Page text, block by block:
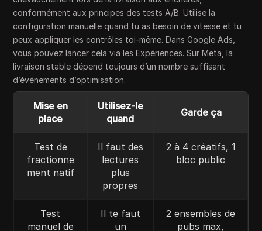
conformément aux principes des tests A/B. Utilise la
configuration manuelle quand tu as besoin de vitesse et tu
peux appliquer les contrôles toi-même. Dans Google Ads,
vous pouvez lancer cela via les Expériences. Sur Meta, la
livraison stable dépend toujours d’un nombre suffisant
d’événements d’optimisation.
Mise en
place
Utilisez-le
quand
Garde ça
Test de
fractionne
ment natif
Il faut des
lectures
plus
propres
2 à 4 créatifs, 1
bloc public
Test
manuel de
Il te faut
un
2 ensembles de
pubs max,